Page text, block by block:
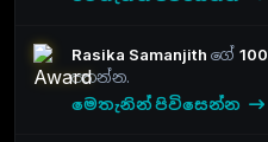
Rasika Samanjith ගේ 100
පතන්න.
මෙතැනින් පිවිසෙන්න